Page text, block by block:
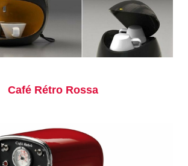
Café Rétro Rossa